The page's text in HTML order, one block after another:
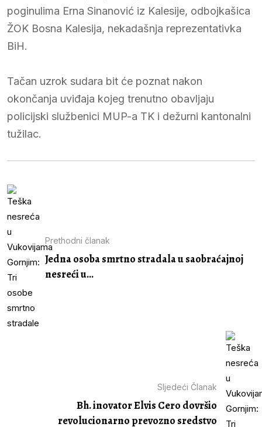
poginulima Erna Sinanović iz Kalesije, odbojkašica
ŽOK Bosna Kalesija, nekadašnja reprezentativka
BiH.
Tačan uzrok sudara bit će poznat nakon
okončanja uviđaja kojeg trenutno obavljaju
policijski službenici MUP-a TK i dežurni kantonalni
tužilac.
Prethodni članak
Jedna osoba smrtno stradala u saobraćajnoj
nesreći u...
Sljedeći Članak
Bh. inovator Elvis Cero dovršio
revolucionarno prevozno sredstvo